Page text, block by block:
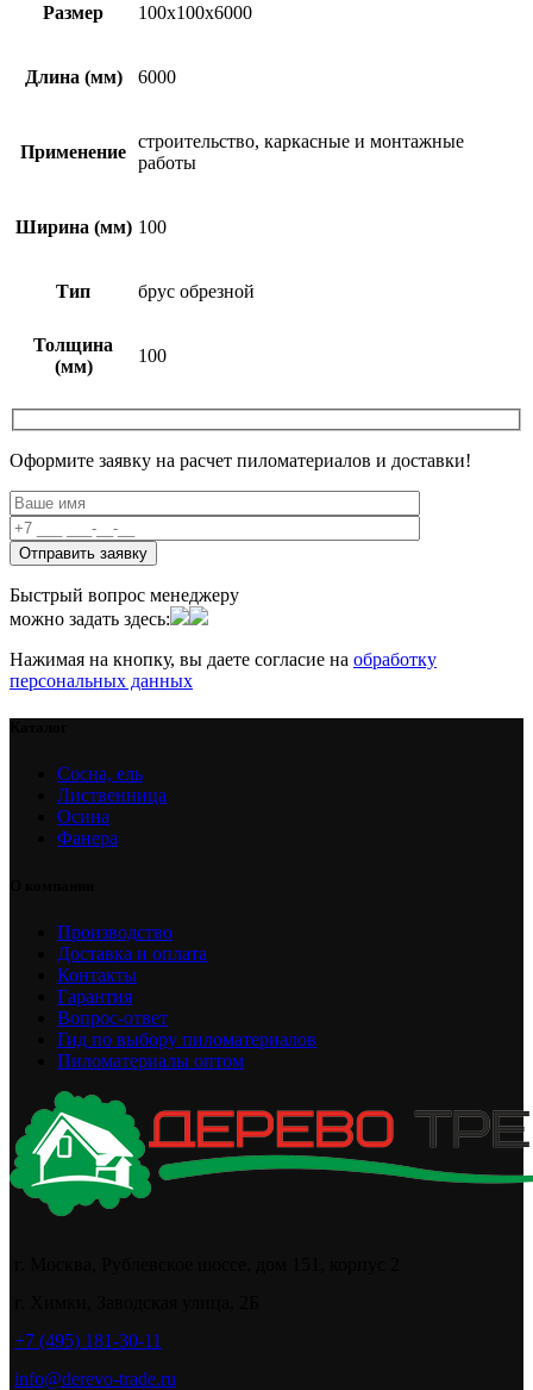
Размер 100х100х6000
Длина (мм) 6000
Применение
строительство, каркасные и монтажные
работы
Ширина (мм) 100
Тип брус обрезной
Толщина
(мм)
100
Оформите заявку на расчет пиломатериалов и доставки!
Быстрый вопрос менеджеру
можно задать здесь:
Нажимая на кнопку, вы даете согласие на обработку
персональных данных
Сосна, ель
Лиственница
Осина
Фанера
Производство
Доставка и оплата
Контакты
Гарантия
Вопрос-ответ
Гид по выбору пиломатериалов
Пиломатериалы оптом
+7 (495) 181-30-11
info@derevo-trade.ru